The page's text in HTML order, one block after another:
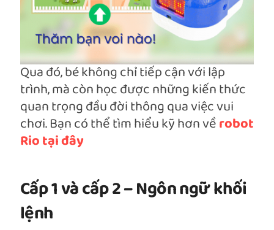
Qua đó, bé không chỉ tiếp cận với lập
trình, mà còn học được những kiến thức
quan trọng đầu đời thông qua việc vui
chơi. Bạn có thể tìm hiểu kỹ hơn vềrobot
Rio tại đây
Cấp 1 và cấp 2 – Ngôn ngữ khối
lệnh